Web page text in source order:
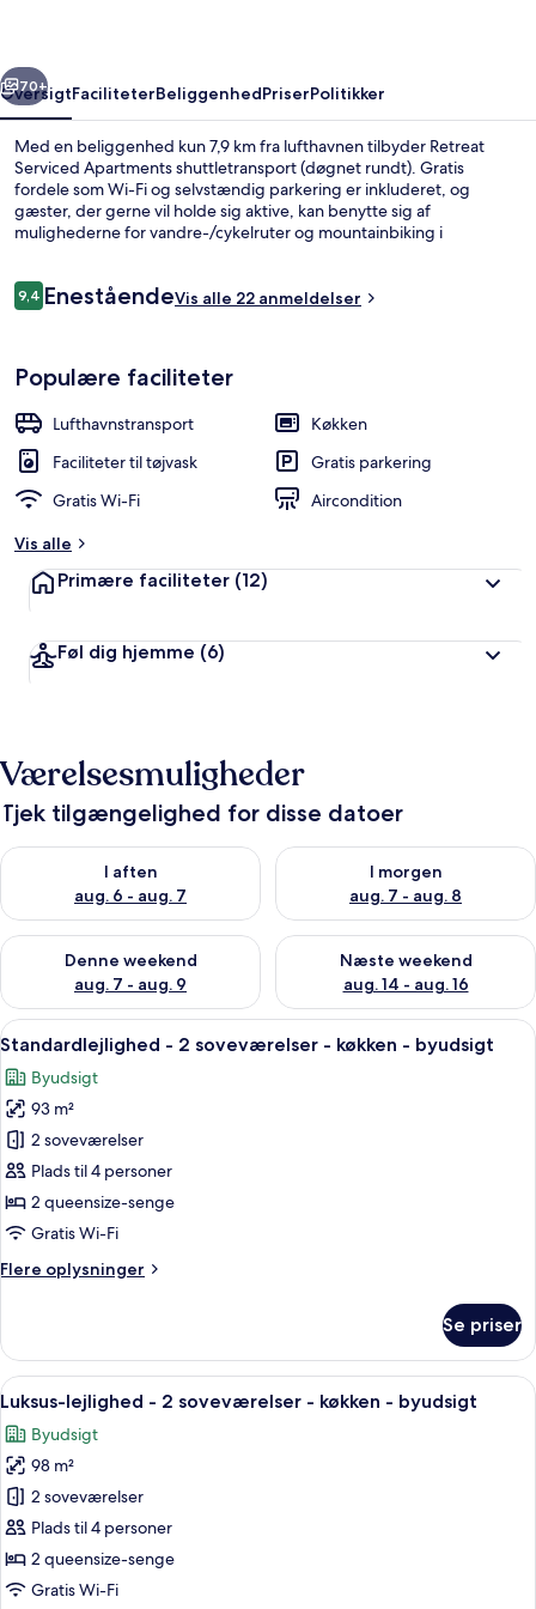
Næste
70+
OversigtFaciliteterBeliggenhedPriserPolitikker
Med en beliggenhed kun 7,9 km fra lufthavnen tilbyder Retreat
Serviced Apartments shuttletransport (døgnet rundt). Gratis
fordele som Wi-Fi og selvstændig parkering er inkluderet, og
gæster, der gerne vil holde sig aktive, kan benytte sig af
mulighederne for vandre-/cykelruter og mountainbiking i
mikrobølgeovn.
Anmeldelser
9,49,4 ud af 10.
EneståendeVis alle 22 anmeldelser
Populære faciliteter
Lufthavnstransport
Køkken
Faciliteter til tøjvask
Gratis parkering
Gratis Wi-Fi
Aircondition
Vis alle
Primære faciliteter (12)
Føl dig hjemme (6)
Værelsesmuligheder
Tjek tilgængelighed for disse datoer
I aften
aug. 6 - aug. 7
Tjek tilgængelighed for i aften aug. 6 - aug. 7
I morgen
aug. 7 - aug. 8
Tjek tilgængelighed for i
Denne weekend
aug. 7 - aug. 9
Tjek tilgængelighed for denne weekend aug. 7 - aug. 9
Næste weekend
aug. 14 - aug. 16
Tjek tilgængelighed for næste
Indlæs
alle
billeder
af
Standardlejlighed
-
2
soveværelser
køkken
Et hotelværelse med seng,
20
Standardlejlighed - 2 soveværelser - køkken - byudsigt
Byudsigt
93 m²
2 soveværelser
Plads til 4 personer
2 queensize-senge
Gratis Wi-Fi
Flere oplysninger
Flere
-
soveværelser
køkken
byudsigt
Se priser
Indlæs
alle
billeder
af
Luksus-
lejlighed
-
2
En stue med en brun sofa, et sort
18
Luksus-lejlighed - 2 soveværelser - køkken - byudsigt
Byudsigt
98 m²
2 soveværelser
Plads til 4 personer
2 queensize-senge
Gratis Wi-Fi